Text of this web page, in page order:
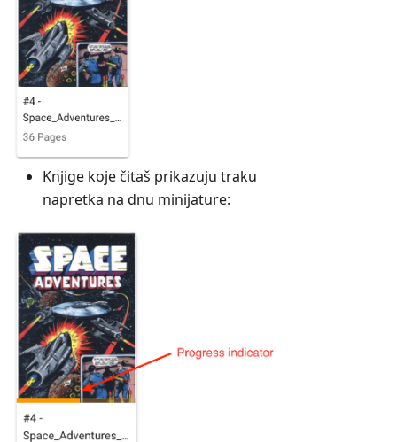
Knjige koje čitaš prikazuju traku
napretka na dnu minijature: